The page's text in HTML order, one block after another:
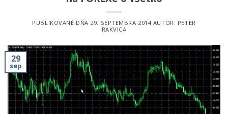
PUBLIKOVANÉ DŇA 29. SEPTEMBRA 2014AUTOR: PETER
RAKVICA
29
sep